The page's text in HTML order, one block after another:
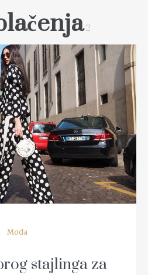
2
MORE
Moda
stajlinga za